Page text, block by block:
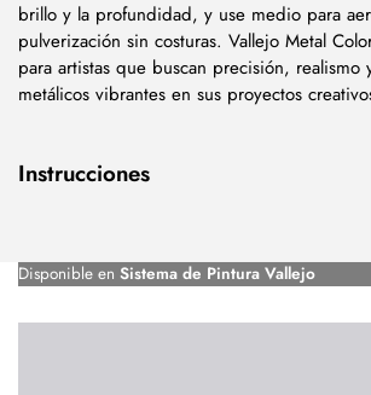
brillo y la profundidad, y use medio para
pulverización sin costuras. Vallejo Metal
para artistas que buscan precisión, realismo
metálicos vibrantes en sus proyectos
Instrucciones
Disponible en Sistema de Pintura Vallejo